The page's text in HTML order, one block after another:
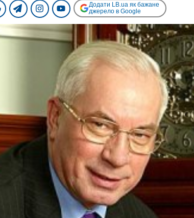
Додати LB.ua як бажане
джерело в Google